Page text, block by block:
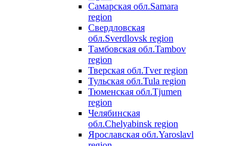
Самарская обл.Samara
region
Свердловская
обл.Sverdlovsk region
Тамбовская обл.Tambov
region
Тверская обл.Tver region
Тульская обл.Tula region
Тюменская обл.Tjumen
region
Челябинская
обл.Chelyabinsk region
Ярославская обл.Yaroslavl